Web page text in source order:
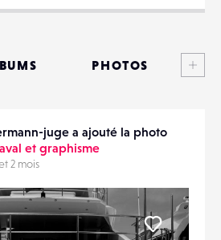
DESTINATAIRE
VOTRE
VOTRE
PARTAGER
PHOTOS
MATÉRIELS
ÉVÉNEMENTS
juge a ajouté la photo
et graphisme
2 mois
Liker